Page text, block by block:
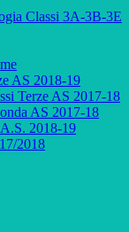
Classi 3A-3B-3E
AS 2018-19
Terze AS 2017-18
AS 2017-18
2018-19
2018